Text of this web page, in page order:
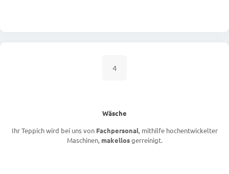
4
Wäsche
Ihr Teppich wird bei uns von Fachpersonal, mithilfe hochentwickelter
Maschinen, makellosgerreinigt.